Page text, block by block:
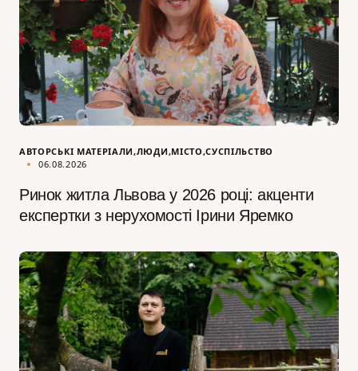
АВТОРСЬКІ МАТЕРІАЛИ ЛЮДИ МІСТО СУСПІЛЬСТВО
06.08.2026
Ринок житла Львова у 2026 році: акценти
експертки з нерухомості Ірини Яремко